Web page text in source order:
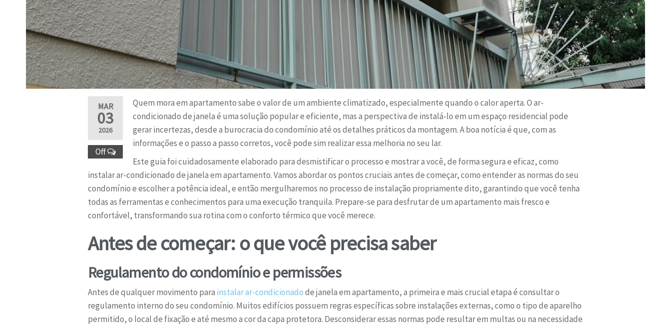
MAR
03
2026
Off
Quem mora em apartamento sabe o valor de um ambiente climatizado, especialmente quando o calor aperta. O ar-
condicionado de janela é uma solução popular e eficiente, mas a perspectiva de instalá-lo em um espaço residencial pode
gerar incertezas, desde a burocracia do condomínio até os detalhes práticos da montagem. A boa notícia é que, com as
informações e o passo a passo corretos, você pode sim realizar essa melhoria no seu lar.
Este guia foi cuidadosamente elaborado para desmistificar o processo e mostrar a você, de forma segura e eficaz, como
instalar ar-condicionado de janela em apartamento. Vamos abordar os pontos cruciais antes de começar, como entender as normas do seu
condomínio e escolher a potência ideal, e então mergulharemos no processo de instalação propriamente dito, garantindo que você tenha
todas as ferramentas e conhecimentos para uma execução tranquila. Prepare-se para desfrutar de um apartamento mais fresco e
confortável, transformando sua rotina com o conforto térmico que você merece.
Antes de começar: o que você precisa saber
Regulamento do condomínio e permissões
Antes de qualquer movimento para instalar ar-condicionadode janela em apartamento, a primeira e mais crucial etapa é consultar o
regulamento interno do seu condomínio. Muitos edifícios possuem regras específicas sobre instalações externas, como o tipo de aparelho
permitido, o local de fixação e até mesmo a cor da capa protetora. Desconsiderar essas normas pode resultar em multas ou na necessidade